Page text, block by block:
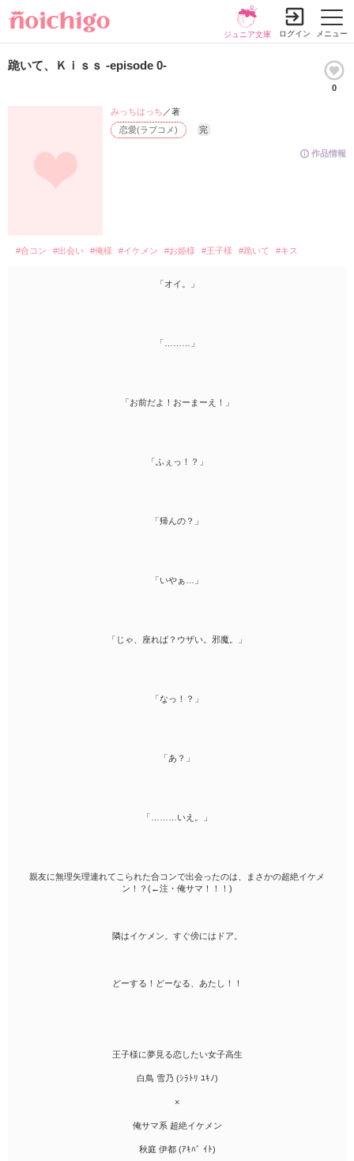
メニュー
ジュニア文庫 ログイン
跪いて、Ｋｉｓｓ -episode 0-
0
作品情報
恋愛(ラブコメ) 完
みっちはっち ／著
#合コン #出会い #俺様 #イケメン #お姫様 #王子様 #跪いて #キス
「オイ。」
「………」
「お前だよ！おーまーえ！」
「ふぇっ！？」
「帰んの？」
「いやぁ…」
「じゃ、座れば？ウザい。邪魔。」
「なっ！？」
「あ？」
「………いえ。」
親友に無理矢理連れてこられた合コンで出会ったのは、まさかの超絶イケメ
ン！？(←注・俺サマ！！！)
隣はイケメン。すぐ傍にはドア。
どーする！どーなる、あたし！！
王子様に夢見る恋したい女子高生
白鳥 雪乃 (ｼﾗﾄﾘ ﾕｷﾉ)
×
俺サマ系 超絶イケメン
秋庭 伊都 (ｱｷﾊﾞ ｲﾄ)